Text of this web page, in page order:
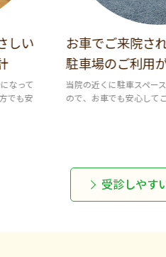
しい
なって
でも安
お車でご来院さ
駐車場のご利用
当院の近くに駐車スペー
ので、お車でも安心して
受診しやす